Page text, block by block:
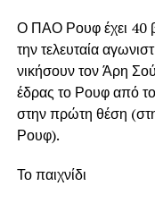
Ο ΠΑΟ Ρουφ έχει 40
την τελευταία
νικήσουν τον Άρη
έδρας το Ρουφ από
στην πρώτη θέση
Ρουφ).
Το παιχνίδι